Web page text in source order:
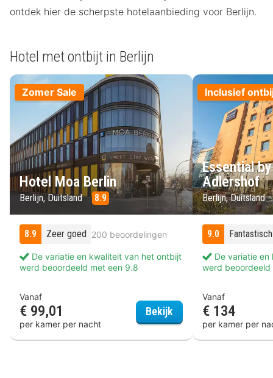
ontdek hier de scherpste hotelaanbieding voor Berlijn.
Hotel met ontbijt in Berlijn
Zomer Sale
Hotel Moa Berlin
Berlijn, Duitsland 8.9
8.9 Zeer goed 200 beoordelingen
De variatie en kwaliteit van het ontbijt
werd beoordeeld met een 9.8
Vanaf
€ 99,01
per kamer per nacht
Bekijk Hotel Moa Berlin
Inclusief
Essential
Adlershof
Berlijn, Duitsland
9.0 Fantastisch
De variatie
werd
Vanaf
€ 134
per kamer per